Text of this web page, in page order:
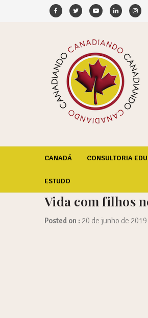
CANADÁ CONSULTORIA
ESTUDO
Vida com filhos
Posted on : 20 de junho de 2019